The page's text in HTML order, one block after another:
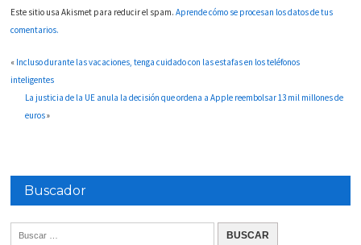
Este sitio usa Akismet para reducir el spam.Aprende cómo se procesan los datos de tus
comentarios.
« Incluso durante las vacaciones, tenga cuidado con las estafas en los teléfonos
inteligentes
La justicia de la UE anula la decisión que ordena a Apple reembolsar 13 mil millones de
euros»
Buscador